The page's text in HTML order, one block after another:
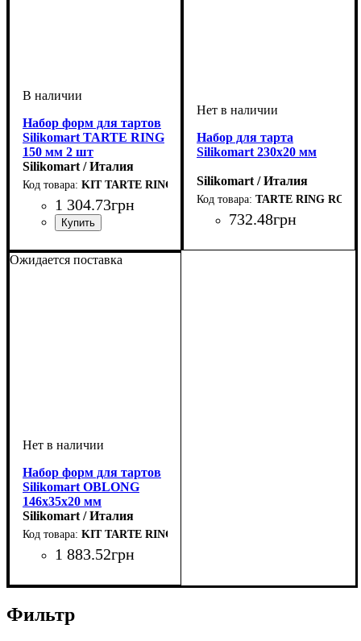
Набор форм для тартов
Silikomart TARTE RING
150 мм 2 шт
Silikomart / Италия
KIT TARTE RING D150 MM
1 304.73грн
Набор для тарта
Silikomart 230х20 мм
Silikomart / Италия
TARTE RING
732.48грн
Ожидается поставка
Набор форм для тартов
Silikomart OBLONG
146х35х20 мм
Silikomart / Италия
KIT TARTE RING OBLONG 146x35 MM
1 883.52грн
Фильтр